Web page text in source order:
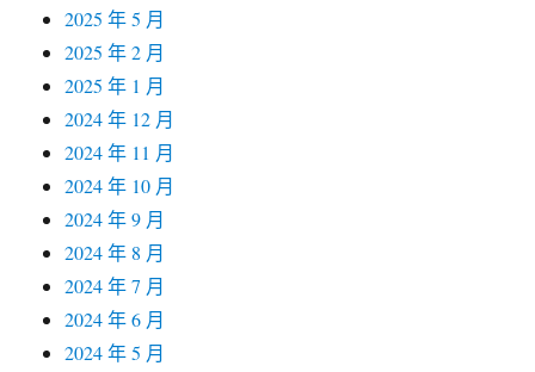
2025 年 5 月
2025 年 2 月
2025 年 1 月
2024 年 12 月
2024 年 11 月
2024 年 10 月
2024 年 9 月
2024 年 8 月
2024 年 7 月
2024 年 6 月
2024 年 5 月